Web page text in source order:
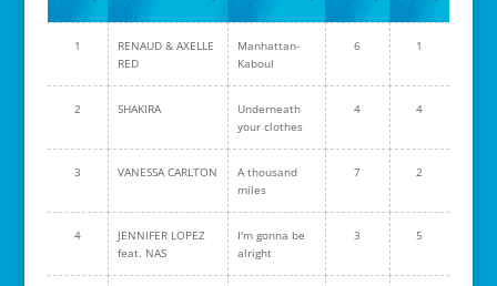
1
RENAUD & AXELLE
RED
Manhattan-
Kaboul
6 1
2 SHAKIRA
Underneath
your clothes
4 4
3 VANESSA CARLTON
A thousand
miles
7 2
4
JENNIFER LOPEZ
feat. NAS
I'm gonna be
alright
3 5